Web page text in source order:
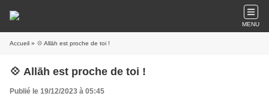
MENU
Accueil » 💠 Allāh est proche de toi !
💠 Allāh est proche de toi !
Publié le 19/12/2023 à 05:45